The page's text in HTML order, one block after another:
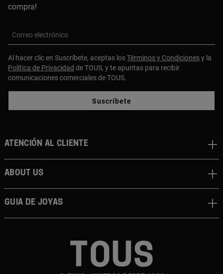
compra!
Correo electrónico
Al hacer clic en Suscríbete, aceptas losTérminos y Condicionesy la
Política de Privacidad de TOUS, y te apuntas para recibir
comunicaciones comerciales de TOUS.
Suscríbete
Atención al cliente
About us
Guia de joyas